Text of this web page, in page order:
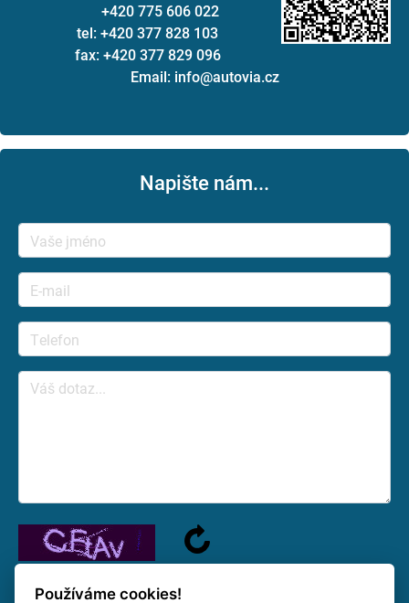
+420 775 606 022
tel: +420 377 828 103
fax: +420 377 829 096
Email: info@autovia.cz
Napište nám...
Používáme cookies!